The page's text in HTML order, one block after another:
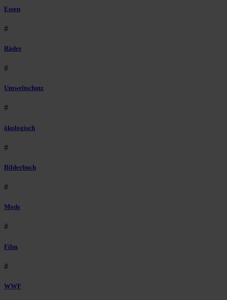
Essen
#
Räder
#
Umweltschutz
#
ökologisch
#
Bilderbuch
#
Mode
#
Film
#
WWF